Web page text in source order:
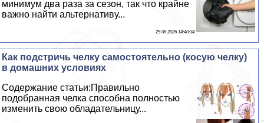
минимум два раза за сезон, так что крайне
важно найти альтернативу...
25 06 2026 14:40:34
Как подстричь челку самостоятельно (косую челку)
в домашних условиях
Содержание статьи:Правильно
подобранная челка способна полностью
изменить свою обладательницу...